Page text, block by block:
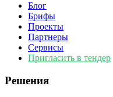
Блог
Брифы
Проекты
Партнеры
Сервисы
Пригласить в тендер
Решения